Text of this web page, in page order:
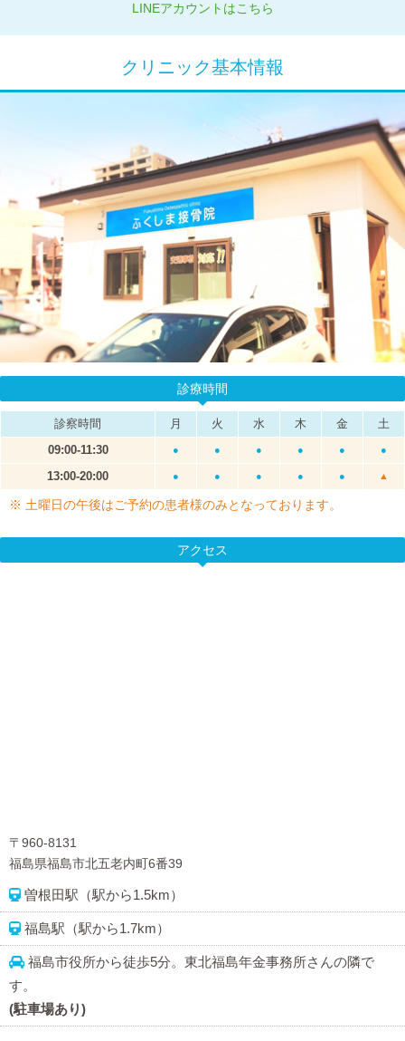
LINEアカウントはこちら
クリニック基本情報
診療時間
診察時間 月 火 水 木 金
土
09:00-11:30
● ● ● ● ● ●
13:00-20:00 ● ● ● ● ● ▲
※ 土曜日の午後はご予約の患者様のみとなっております。
アクセス
〒960-8131
福島県福島市北五老内町6番39
曽根田駅（駅から1.5km）
福島駅（駅から1.7km）
福島市役所から徒歩5分。東北福島年金事務所さんの隣で
す。
(駐車場あり)